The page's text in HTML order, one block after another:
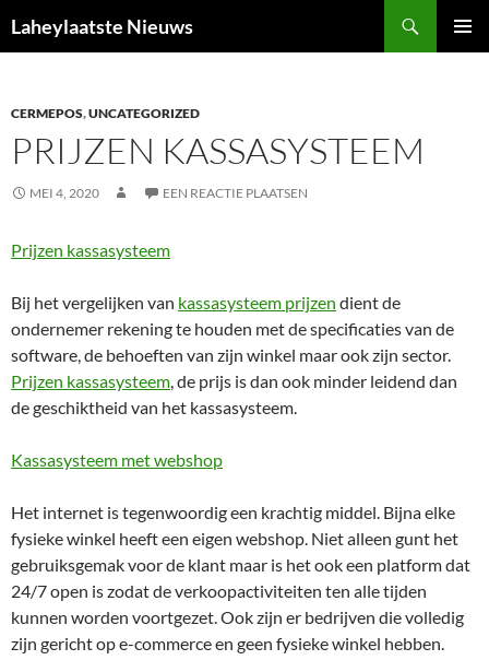
naar
Laheylaatste Nieuws
CERMEPOS,UNCATEGORIZED
PRIJZEN KASSASYSTEEM
MEI 4, 2020 EEN REACTIE PLAATSEN
Prijzen kassasysteem
Bij het vergelijken van kassasysteem prijzen dient de
ondernemer rekening te houden met de specificaties van de
software, de behoeften van zijn winkel maar ook zijn sector.
Prijzen kassasysteem, de prijs is dan ook minder leidend dan
de geschiktheid van het kassasysteem.
Kassasysteem met webshop
Het internet is tegenwoordig een krachtig middel. Bijna elke
fysieke winkel heeft een eigen webshop. Niet alleen gunt het
gebruiksgemak voor de klant maar is het ook een platform dat
24/7 open is zodat de verkoopactiviteiten ten alle tijden
kunnen worden voortgezet. Ook zijn er bedrijven die volledig
zijn gericht op e-commerce en geen fysieke winkel hebben.